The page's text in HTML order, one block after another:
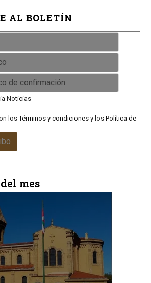
AL BOLETÍN
Noticias
losTérminos y condicionesy los Política de
mes